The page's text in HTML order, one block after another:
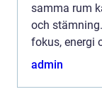
samma rum
och
fokus, energi
planeringen
admin